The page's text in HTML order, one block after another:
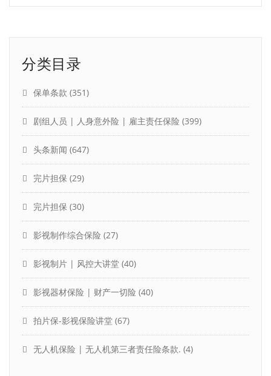
分类目录
保单条款 (351)
剧组人员 | 人身意外险 | 雇主责任保险 (399)
头条新闻 (647)
完片担保 (29)
完片担保 (30)
影视制作综合保险 (27)
影视制片 | 风控大讲堂 (40)
影视器材保险 | 财产一切险 (40)
拍片保-影视保险讲堂 (67)
无人机保险 | 无人机第三者责任险条款. (4)